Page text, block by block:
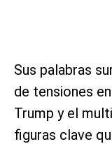
Sus palabras
de tensiones
Trump y el
figuras clave